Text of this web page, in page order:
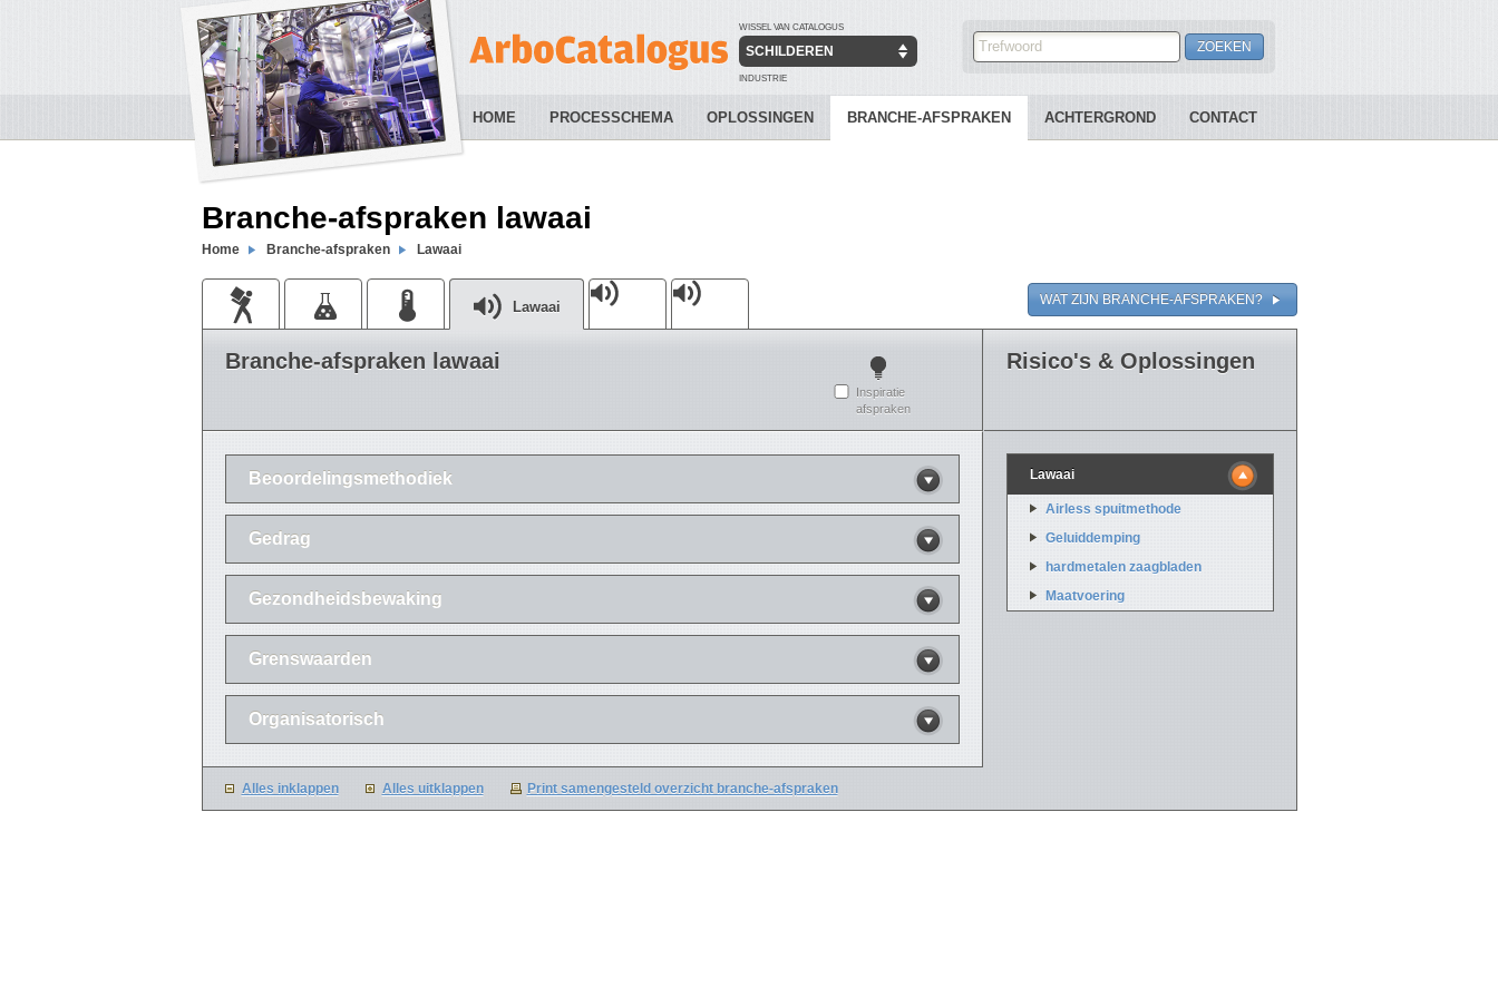
WISSEL VAN CATALOGUS
SCHILDEREN
INDUSTRIE
HOME PROCESSCHEMA OPLOSSINGEN BRANCHE-AFSPRAKEN ACHTERGROND CONTACT
Branche-afspraken lawaai
Home Branche-afspraken Lawaai
Lawaai WAT ZIJN BRANCHE-AFSPRAKEN?
Branche-afspraken lawaai
Inspiratie
afspraken
Beoordelingsmethodiek
Gedrag
Gezondheidsbewaking
Grenswaarden
Organisatorisch
Alles inklappen Alles uitklappen Print samengesteld overzicht branche-afspraken
Risico's & Oplossingen
Lawaai
Airless spuitmethode
Geluiddemping
hardmetalen zaagbladen
Maatvoering